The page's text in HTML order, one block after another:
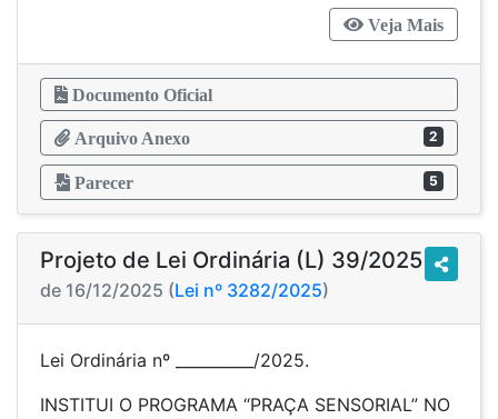
Veja Mais
Documento Oficial
Arquivo Anexo 2
Parecer 5
Projeto de Lei Ordinária (L) 39/2025
de 16/12/2025 (Lei nº 3282/2025)
Lei Ordinária nº __________/2025.
INSTITUI O PROGRAMA “PRAÇA SENSORIAL” NO